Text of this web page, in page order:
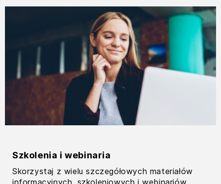
Szkolenia i webinaria
Skorzystaj z wielu szczegółowych materiałów
informacyjnych, szkoleniowych i webinariów